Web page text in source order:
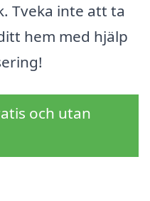
Tveka inte att ta
hem med hjälp
och utan